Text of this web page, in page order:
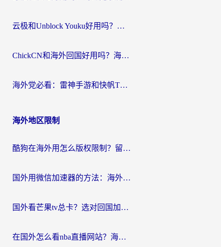
云极和Unblock Youku好用吗？海外党亲测+2026回国加速器避坑指南
ChickCN和海外回国好用吗？海外党2026亲测：从手游到影音，选对加速器的3个关键
海外党必看：雷神手游和快帆TV版好用吗？3步选对回国加速器不踩坑
海外地区限制
酷狗在海外用怎么版权限制？留学生亲测：3步解决听国内音乐难题
国外用微信加速器的方法：海外党无缝连接国内生活的实用指南
国外看芒果tv总卡？选对回国加速器，轻松追《浪姐》不费劲
在国外怎么看nba直播网站？海外党专属体育观赛指南，告别地区限制！